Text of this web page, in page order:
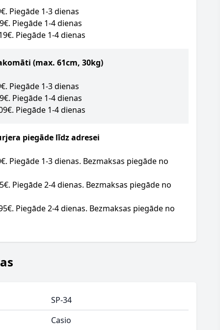
Piegāde 1-3 dienas
Piegāde 1-4 dienas
Piegāde 1-4 dienas
(max. 61cm, 30kg)
Piegāde 1-3 dienas
Piegāde 1-4 dienas
Piegāde 1-4 dienas
piegāde līdz adresei
Piegāde 1-3 dienas. Bezmaksas piegāde no
Piegāde 2-4 dienas. Bezmaksas piegāde no
Piegāde 2-4 dienas. Bezmaksas piegāde no
SP-34
Casio